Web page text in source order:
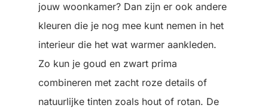
jouw woonkamer? Dan zijn er ook andere
kleuren die je nog mee kunt nemen in het
interieur die het wat warmer aankleden.
Zo kun je goud en zwart prima
combineren met zacht roze details of
natuurlijke tinten zoals hout of rotan. De